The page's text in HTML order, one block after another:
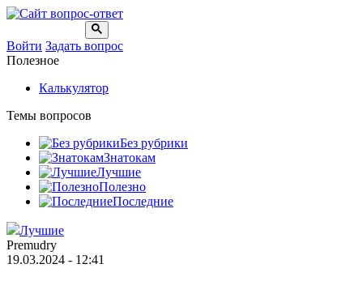
Войти Задать вопрос
Полезное
Калькулятор
Темы вопросов
Без рубрики
Знатокам
Лучшие
Полезно
Последние
Лучшие
Premudry
19.03.2024 - 12:41